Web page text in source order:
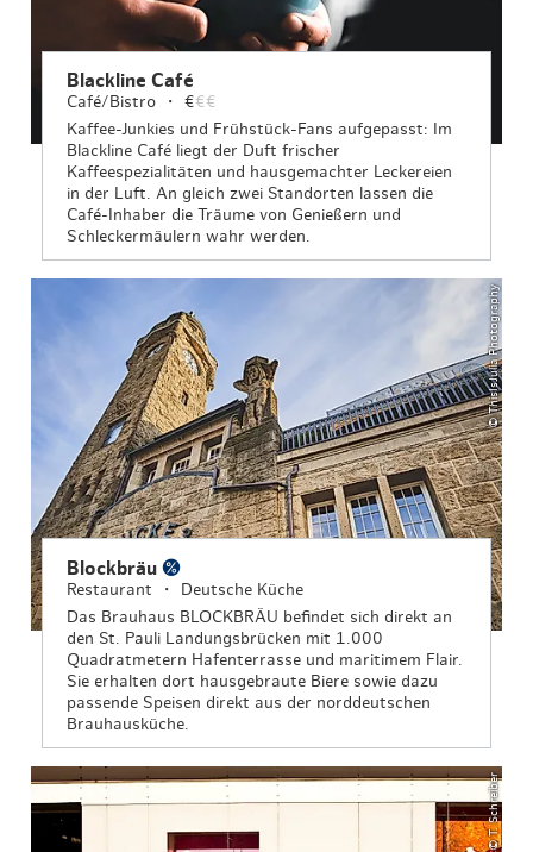
Blackline Café
Café/Bistro €€€
Kaffee-Junkies und Frühstück-Fans aufgepasst: Im
Blackline Café liegt der Duft frischer
Kaffeespezialitäten und hausgemachter Leckereien
in der Luft. An gleich zwei Standorten lassen die
Café-Inhaber die Träume von Genießern und
Schleckermäulern wahr werden.
© ThisIsJulia Photography
Blockbräu
Restaurant
Deutsche Küche
Das Brauhaus BLOCKBRÄU befindet sich direkt an
den St. Pauli Landungsbrücken mit 1.000
Quadratmetern Hafenterrasse und maritimem Flair.
Sie erhalten dort hausgebraute Biere sowie dazu
passende Speisen direkt aus der norddeutschen
Brauhausküche.
© T. Schreiber